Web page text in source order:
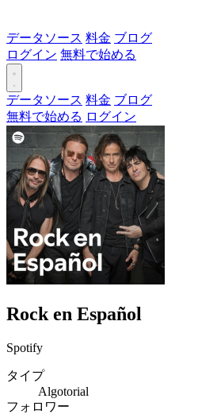
データソース 料金 ブログ
ログイン 無料で始める
データソース 料金 ブログ
無料で始める ログイン
Rock en Español
Spotify
タイプ
Algotorial
フォロワー